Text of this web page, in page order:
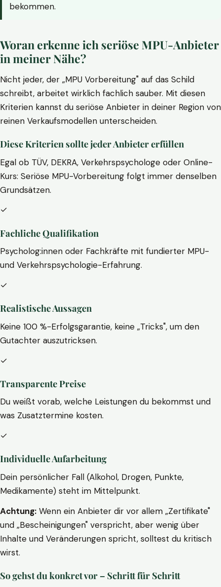
bekommen.
Woran erkenne ich seriöse MPU-Anbieter
in meiner Nähe?
Nicht jeder, der „MPU Vorbereitung" auf das Schild
schreibt, arbeitet wirklich fachlich sauber. Mit diesen
Kriterien kannst du seriöse Anbieter in deiner Region von
reinen Verkaufsmodellen unterscheiden.
Diese Kriterien sollte jeder Anbieter erfüllen
Egal ob TÜV, DEKRA, Verkehrspsychologe oder Online-
Kurs: Seriöse MPU-Vorbereitung folgt immer denselben
Grundsätzen.
✓
Fachliche Qualifikation
Psycholog:innen oder Fachkräfte mit fundierter MPU-
und Verkehrspsychologie-Erfahrung.
✓
Realistische Aussagen
Keine 100 %-Erfolgsgarantie, keine „Tricks", um den
Gutachter auszutricksen.
✓
Transparente Preise
Du weißt vorab, welche Leistungen du bekommst und
was Zusatztermine kosten.
✓
Individuelle Aufarbeitung
Dein persönlicher Fall (Alkohol, Drogen, Punkte,
Medikamente) steht im Mittelpunkt.
Achtung: Wenn ein Anbieter dir vor allem „Zertifikate"
und „Bescheinigungen" verspricht, aber wenig über
Inhalte und Veränderungen spricht, solltest du kritisch
wirst.
So gehst du konkret vor – Schritt für Schritt